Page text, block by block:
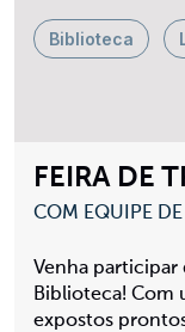
FEIRA DE
COM EQUIPE
Venha participar
Biblioteca! Com
expostos
Biblioteca